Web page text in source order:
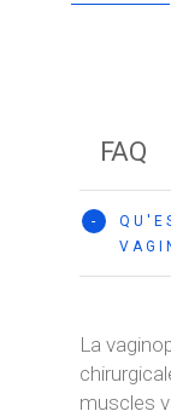
FAQ
-
La
muscles